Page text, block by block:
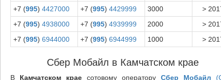
+7 (995) 4427000 +7 (995) 4429999 3000
>
+7 (995) 4938000 +7 (995) 4939999 2000
>
+7 (995) 6944000 +7 (995) 6944999 1000 >
Сбер Мобайл в Камчатском крае
В Камчатском краесотовому операторуСбер Мобайл